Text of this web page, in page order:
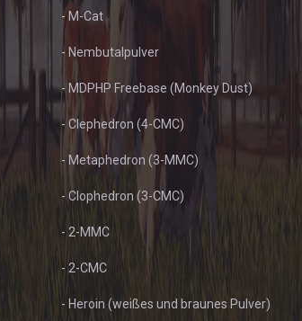
- M-Cat
- Nembutalpulver
- MDPHP Freebase (Monkey Dust)
- Clephedron (4-CMC)
- Metaphedron (3-MMC)
- Clophedron (3-CMC)
- 2-MMC
- 2-CMC
- Heroin (weißes und braunes Pulver)